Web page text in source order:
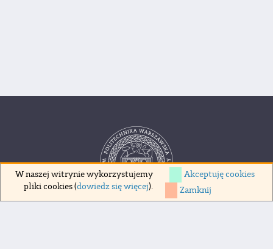
W naszej witrynie wykorzystujemy
pliki cookies (dowiedz się więcej).
Akceptuję cookies
Zamknij